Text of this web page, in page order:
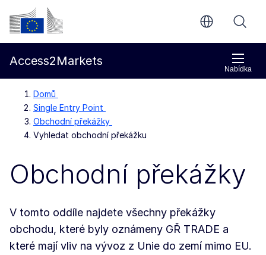
Přejít na hlavní obsah
Evropská komise
Nabídka
Access2Markets
Domů
Single Entry Point
Obchodní překážky
Vyhledat obchodní překážku
Obchodní překážky
V tomto oddíle najdete všechny překážky
obchodu, které byly oznámeny GŘ TRADE a
které mají vliv na vývoz z Unie do zemí mimo EU.